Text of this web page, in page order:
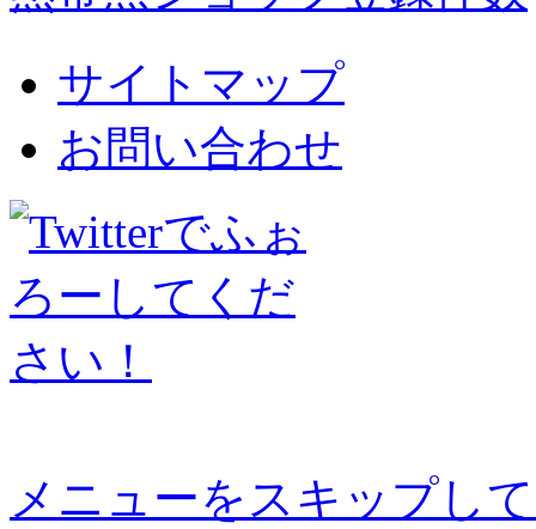
サイトマップ
お問い合わせ
メニューをスキップし